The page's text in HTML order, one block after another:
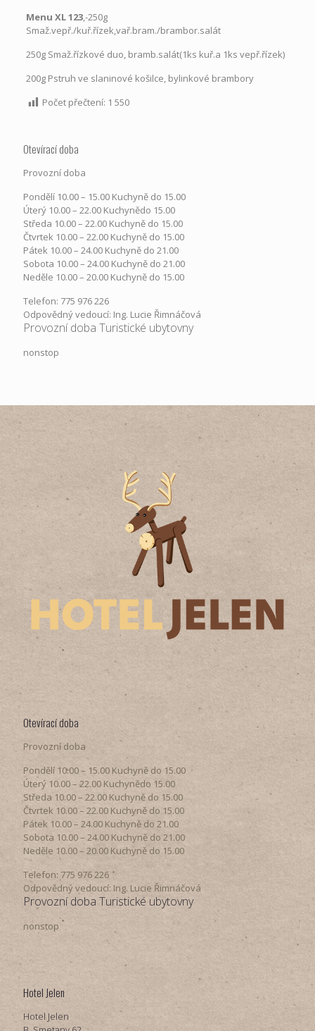
Menu XL 123,-250g
Smaž.vepř./kuř.řízek,vař.bram./brambor.salát
250g Smaž.řízkové duo, bramb.salát(1ks kuř.a 1ks vepř.řízek)
200g Pstruh ve slaninové košilce, bylinkové brambory
Počet přečtení: 1 550
Otevírací doba
Provozní doba
Pondělí​ 10.00 – 15.00​​ Kuchyně do 15.00
Úterý ​10.00 – 22.00​​ Kuchynědo 15.00
Středa ​10.00 – 22.00 ​​Kuchyně do 15.00
Čtvrtek​ 10.00 – 22.00 ​​Kuchyně do 15.00
Pátek​ 10.00 – 24.00​​ Kuchyně do 21.00
Sobota ​10.00 – 24.00​​ Kuchyně do 21.00
Neděle ​10.00 – 20.00​​ Kuchyně do 15.00
Telefon: 775 976 226
Odpovědný vedoucí: Ing. Lucie Řimnáčová
Provozní doba Turistické ubytovny
nonstop
Otevírací doba
Provozní doba
Pondělí​ 10.00 – 15.00​​ Kuchyně do 15.00
Úterý ​10.00 – 22.00​​ Kuchynědo 15.00
Středa ​10.00 – 22.00 ​​Kuchyně do 15.00
Čtvrtek​ 10.00 – 22.00 ​​Kuchyně do 15.00
Pátek​ 10.00 – 24.00​​ Kuchyně do 21.00
Sobota ​10.00 – 24.00​​ Kuchyně do 21.00
Neděle ​10.00 – 20.00​​ Kuchyně do 15.00
Telefon: 775 976 226
Odpovědný vedoucí: Ing. Lucie Řimnáčová
Provozní doba Turistické ubytovny
nonstop
Hotel Jelen
Hotel Jelen